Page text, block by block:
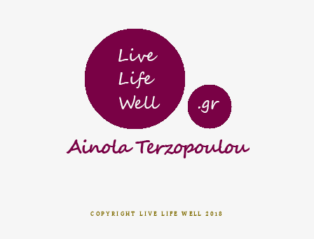
COPYRIGHT LIVE LIFE WELL 2018